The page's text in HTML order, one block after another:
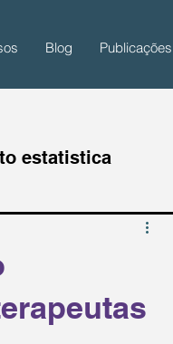
Blog Publicações
estatistica